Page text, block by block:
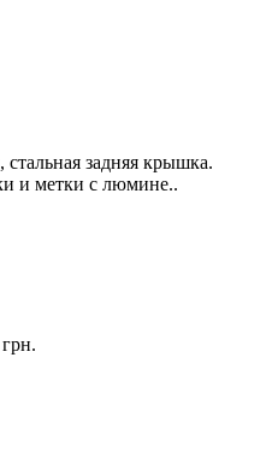
задняя крышка.
и метки с люмине..